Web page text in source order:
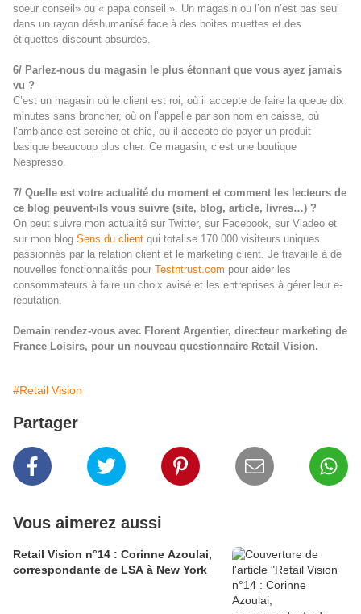
soeur conseil» ou « papa conseil ». Un magasin ou l’on n’est pas seul
dans un rayon déshumanisé face à des boites muettes et des
étiquettes discount absurdes.
6/ Parlez-nous du magasin le plus étonnant que vous ayez jamais
vu ?
C’est un magasin où le client est roi, où il accepte de faire la queue dix
minutes sans broncher, où on l’appelle par son nom en caisse, où
l’ambiance est sereine et chic, ou il accepte de payer un produit
basique beaucoup plus cher. Ce magasin, c’est une boutique
Nespresso.
7/ Quelle est votre actualité du moment et comment les lecteurs de
ce blog peuvent-ils vous suivre (site, blog, article, livres…) ?
On peut suivre mon actualité sur Twitter, sur Facebook, sur Viadeo et
sur mon blog Sens du client qui totalise 170 000 visiteurs uniques
passionnés par la relation client et le marketing client. Je travaille à de
nouvelles fonctionnalités pour Testntrust.com pour aider les
consommateurs à faire un choix avisé et les entreprises à gérer leur e-
réputation.
Demain rendez-vous avec Florent Argentier, directeur marketing de
France Loisirs, pour un nouveau questionnaire Retail Vision.
#Retail Vision
Partager
Vous aimerez aussi
Retail Vision n°14 : Corinne Azoulai,
correspondante de LSA à New York